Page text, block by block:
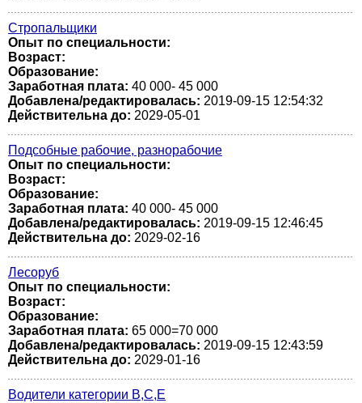
Стропальщики
Опыт по специальности:
Возраст:
Образование:
Заработная плата: 40 000- 45 000
Добавлена/редактировалась: 2019-09-15 12:54:32
Действительна до: 2029-05-01
Подсобные рабочие, разнорабочие
Опыт по специальности:
Возраст:
Образование:
Заработная плата: 40 000- 45 000
Добавлена/редактировалась: 2019-09-15 12:46:45
Действительна до: 2029-02-16
Лесоруб
Опыт по специальности:
Возраст:
Образование:
Заработная плата: 65 000=70 000
Добавлена/редактировалась: 2019-09-15 12:43:59
Действительна до: 2029-01-16
Водители категории В,С,Е